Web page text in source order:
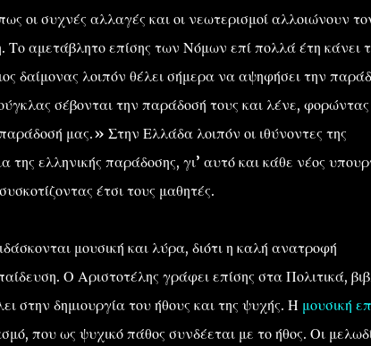
οι συχνές αλλαγές και οι νεωτερισμοί αλλοιώνουν
αμετάβλητο επίσης των Νόμων επί πολλά έτη κάνει
δαίμονας λοιπόν θέλει σήμερα να αψηφήσει την
σέβονται την παράδοσή τους και λένε,
μας.» Στην Ελλάδα λοιπόν οι ιθύνοντες της
της ελληνικής παράδοσης, γι’ αυτό και κάθε νέος
έτσι τους μαθητές.
μουσική και λύρα, διότι η καλή ανατροφή
Ο Αριστοτέλης γράφει επίσης στα Πολιτικά,
στην δημιουργία του ήθους και της ψυχής. Η μουσική
που ως ψυχικό πάθος συνδέεται με το ήθος. Οι